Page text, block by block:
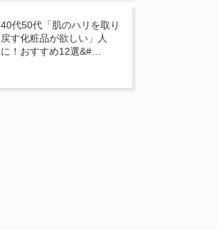
40代50代「肌のハリを取り
戻す化粧品が欲しい」人
に！おすすめ12選&#…